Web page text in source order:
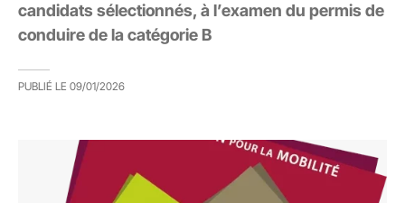
candidats sélectionnés, à l’examen du permis de
conduire de la catégorie B
PUBLIÉ LE 09/01/2026